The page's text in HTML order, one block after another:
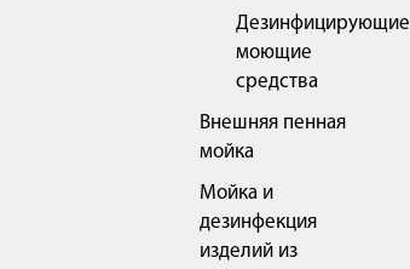
Дезинфицирующие
моющие
средства
Внешняя пенная
мойка
Мойка и
дезинфекция
изделий из